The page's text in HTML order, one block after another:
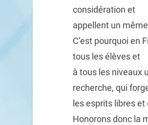
considération et
appellent un
C’est pourquoi en
tous les élèves et
à tous les niveaux
recherche, qui
les esprits libres
Honorons donc la